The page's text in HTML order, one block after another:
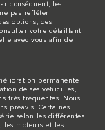
conséquent, les
pas refléter
options, des
votre détaillant
avec vous afin de
permanente
de ses véhicules,
très fréquentes. Nous
préavis. Certaines
selon les différentes
les moteurs et les